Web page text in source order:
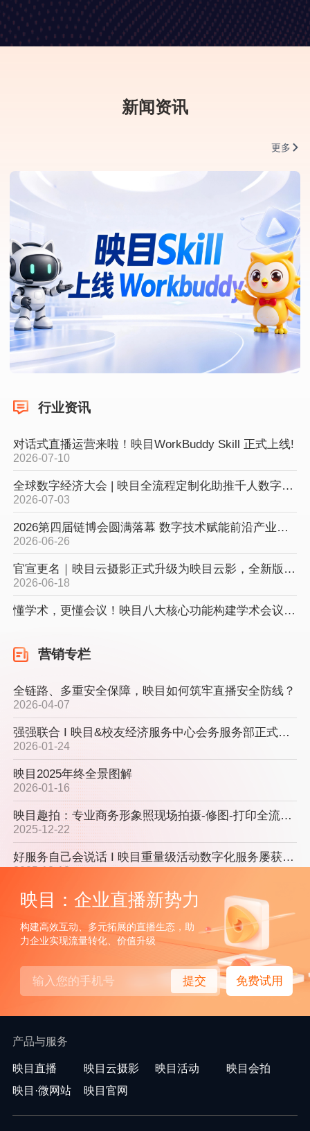
新闻资讯
更多
行业资讯
对话式直播运营来啦！映目WorkBuddy Skill 正式上线!
2026-07-10
全球数字经济大会 | 映目全流程定制化助推千人数字医疗论坛高效落地！
2026-07-03
2026第四届链博会圆满落幕 数字技术赋能前沿产业智慧盛会
2026-06-26
官宣更名｜映目云摄影正式升级为映目云影，全新版本焕新上线！
2026-06-18
懂学术，更懂会议！映目八大核心功能构建学术会议管理高端平台！
2026-05-09
映目展商管理上线，带你解锁高效办展新模式！
2026-05-08
2026北京车展 I 雷军全场送T恤，王传福低调坐地铁，老板比车还好看？
2026-04-28
全链路、多重安全保障，映目如何筑牢直播安全防线？
2026-04-07
AI爆发式增长 I 将为会议行业带来那些影响？
2026-03-27
映目亮相第十四届商旅MICE采购大会，一站式数字化办会方案引关注！
从“留量”到“销量”：映目携私域电商新解法亮相第九届团长大会
2026-03-19
2026-02-09
营销专栏
全链路、多重安全保障，映目如何筑牢直播安全防线？
2026-04-07
强强联合 I 映目&校友经济服务中心会务服务部正式成立，开启会务新范式！
2026-01-24
映目2025年终全景图解
2026-01-16
映目趣拍：专业商务形象照现场拍摄-修图-打印全流程！
2025-12-22
好服务自己会说话 I 映目重量级活动数字化服务屡获认可！
直播平台域名被限？映目以技术护航保障企业直播安全
重磅上线 I 1999元/年！解锁映目云摄影95%专业版功能！
2025-08-29
2025-08-16
会展季正当时，2025年数字化办会看这篇！
映目：企业直播新势力
构建高效互动、多元拓展的直播生态，助
力企业实现流量转化、价值升级
提交 免费试用
产品与服务
映目直播 映目云摄影 映目活动
映目会拍
映目·微网站
映目官网